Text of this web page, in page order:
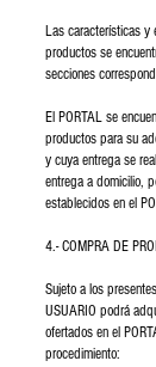
Las características y
productos se
secciones
El PORTAL se
productos para su
y cuya entrega se
entrega a domicilio,
establecidos en el
4.- COMPRA DE
Sujeto a los
USUARIO podrá
ofertados en el
procedimiento: